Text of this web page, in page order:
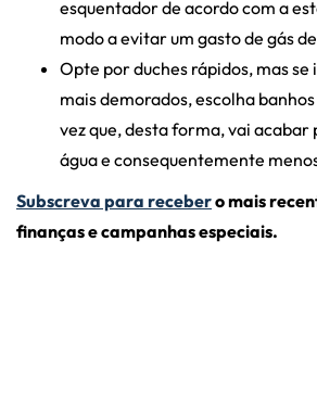
esquentador de acordo com a
modo a evitar um gasto de gás
Opte por duches rápidos, mas
mais demorados, escolha
vez que, desta forma, vai acabar
água e consequentemente
Subscreva para recebero mais
finanças e campanhas especiais.